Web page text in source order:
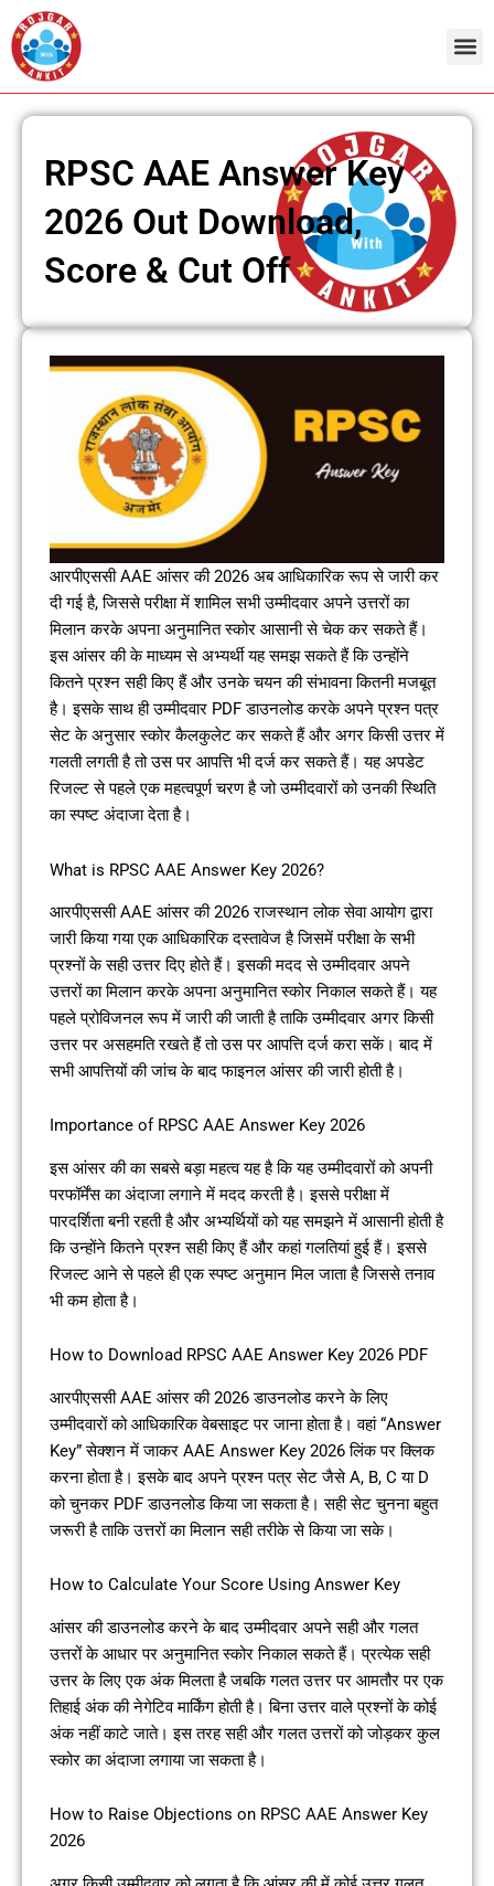
Skip
to
content
RPSC AAE Answer Key
2026 Out Download,
Score & Cut Off
आरपीएससी AAE आंसर की 2026 अब आधिकारिक रूप से जारी कर
दी गई है, जिससे परीक्षा में शामिल सभी उम्मीदवार अपने उत्तरों का
मिलान करके अपना अनुमानित स्कोर आसानी से चेक कर सकते हैं।
इस आंसर की के माध्यम से अभ्यर्थी यह समझ सकते हैं कि उन्होंने
कितने प्रश्न सही किए हैं और उनके चयन की संभावना कितनी मजबूत
है। इसके साथ ही उम्मीदवार PDF डाउनलोड करके अपने प्रश्न पत्र
सेट के अनुसार स्कोर कैलकुलेट कर सकते हैं और अगर किसी उत्तर में
गलती लगती है तो उस पर आपत्ति भी दर्ज कर सकते हैं। यह अपडेट
रिजल्ट से पहले एक महत्वपूर्ण चरण है जो उम्मीदवारों को उनकी स्थिति
का स्पष्ट अंदाजा देता है।
What is RPSC AAE Answer Key 2026?
आरपीएससी AAE आंसर की 2026 राजस्थान लोक सेवा आयोग द्वारा
जारी किया गया एक आधिकारिक दस्तावेज है जिसमें परीक्षा के सभी
प्रश्नों के सही उत्तर दिए होते हैं। इसकी मदद से उम्मीदवार अपने
उत्तरों का मिलान करके अपना अनुमानित स्कोर निकाल सकते हैं। यह
पहले प्रोविजनल रूप में जारी की जाती है ताकि उम्मीदवार अगर किसी
उत्तर पर असहमति रखते हैं तो उस पर आपत्ति दर्ज करा सकें। बाद में
सभी आपत्तियों की जांच के बाद फाइनल आंसर की जारी होती है।
Importance of RPSC AAE Answer Key 2026
इस आंसर की का सबसे बड़ा महत्व यह है कि यह उम्मीदवारों को अपनी
परफॉर्मेंस का अंदाजा लगाने में मदद करती है। इससे परीक्षा में
पारदर्शिता बनी रहती है और अभ्यर्थियों को यह समझने में आसानी होती है
कि उन्होंने कितने प्रश्न सही किए हैं और कहां गलतियां हुई हैं। इससे
रिजल्ट आने से पहले ही एक स्पष्ट अनुमान मिल जाता है जिससे तनाव
भी कम होता है।
How to Download RPSC AAE Answer Key 2026 PDF
आरपीएससी AAE आंसर की 2026 डाउनलोड करने के लिए
उम्मीदवारों को आधिकारिक वेबसाइट पर जाना होता है। वहां “Answer
Key” सेक्शन में जाकर AAE Answer Key 2026 लिंक पर क्लिक
करना होता है। इसके बाद अपने प्रश्न पत्र सेट जैसे A, B, C या D
को चुनकर PDF डाउनलोड किया जा सकता है। सही सेट चुनना बहुत
जरूरी है ताकि उत्तरों का मिलान सही तरीके से किया जा सके।
How to Calculate Your Score Using Answer Key
आंसर की डाउनलोड करने के बाद उम्मीदवार अपने सही और गलत
उत्तरों के आधार पर अनुमानित स्कोर निकाल सकते हैं। प्रत्येक सही
उत्तर के लिए एक अंक मिलता है जबकि गलत उत्तर पर आमतौर पर एक
तिहाई अंक की नेगेटिव मार्किंग होती है। बिना उत्तर वाले प्रश्नों के कोई
अंक नहीं काटे जाते। इस तरह सही और गलत उत्तरों को जोड़कर कुल
स्कोर का अंदाजा लगाया जा सकता है।
How to Raise Objections on RPSC AAE Answer Key
2026